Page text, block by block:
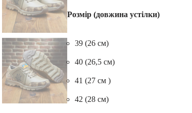
Розмір (довжина устілки)
39 (26 см)
40 (26,5 см)
41 (27 см )
42 (28 см)